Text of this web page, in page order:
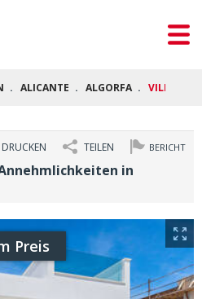
ALICANTE ALGORFA VILLEN IN
BERICHT
TEILEN
DRUCKEN
in
Preis